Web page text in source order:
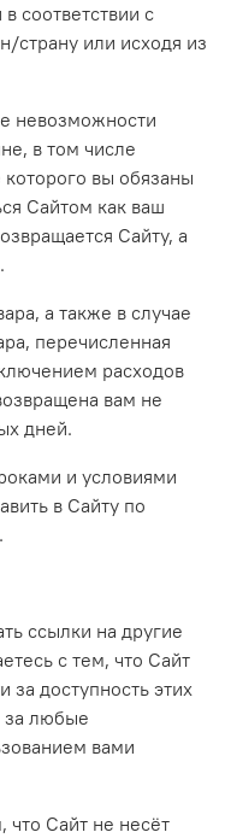
соответствии с
страну или исходя из
невозможности
в том числе
вы обязаны
Сайтом как ваш
Сайту, а
а также в случае
перечисленная
расходов
вам не
дней.
и условиями
в Сайту по
.
ссылки на другие
с тем, что Сайт
за доступность этих
за любые
вами
что Сайт не несёт